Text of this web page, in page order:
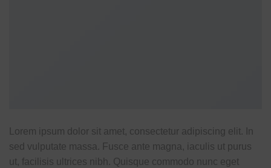
Lorem ipsum dolor sit amet, consectetur adipiscing elit. In
sed vulputate massa. Fusce ante magna, iaculis ut purus
ut, facilisis ultrices nibh. Quisque commodo nunc eget